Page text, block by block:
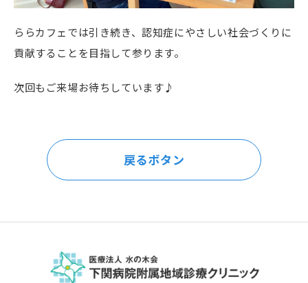
ららカフェでは引き続き、認知症にやさしい社会づくりに
貢献することを目指して参ります。
次回もご来場お待ちしています♪
戻るボタン